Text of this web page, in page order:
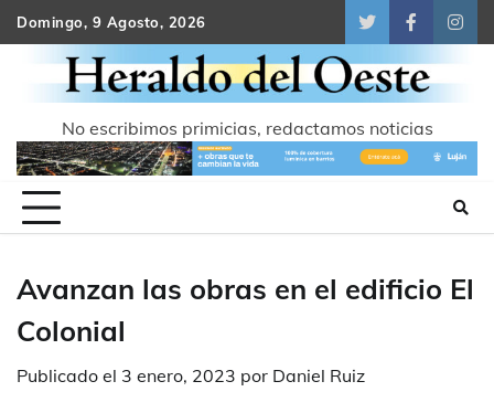
Skip
to
content
Domingo, 9 Agosto, 2026
TwitterFacebook
No escribimos primicias, redactamos noticias
Avanzan las obras en el edificio El
Colonial
Publicado el 3 enero, 2023 por Daniel Ruiz